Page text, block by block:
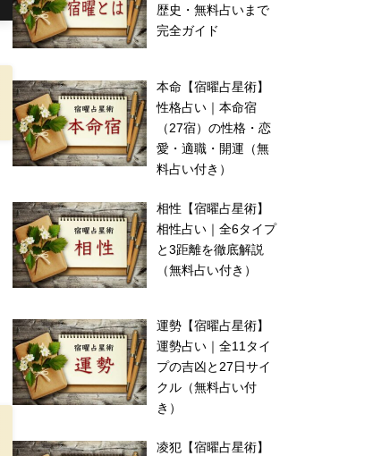
歴史・無料占いまで
完全ガイド
本命【宿曜占星術】
性格占い｜本命宿
（27宿）の性格・恋
愛・適職・開運（無
料占い付き）
相性【宿曜占星術】
相性占い｜全6タイプ
と3距離を徹底解説
（無料占い付き）
運勢【宿曜占星術】
運勢占い｜全11タイ
プの吉凶と27日サイ
クル（無料占い付
き）
凌犯【宿曜占星術】